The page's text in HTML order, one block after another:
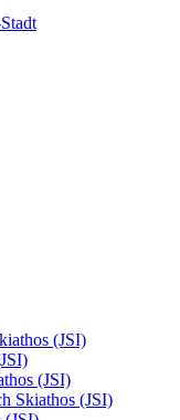
(JSI)
(JSI)
Skiathos (JSI)